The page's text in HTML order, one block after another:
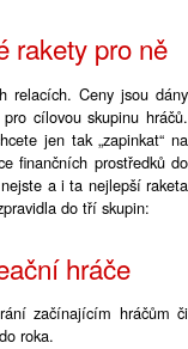
rakety pro ně
relacích. Ceny jsou dány
cílovou skupinu hráčů.
jen tak „zapinkat“ na
finančních prostředků do
a i ta nejlepší raketa
do tří skupin:
hráče
začínajícím hráčům či
roka.